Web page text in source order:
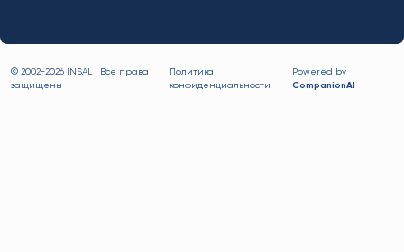
© 2002-2026 INSAL | Все права
защищены
Политика
конфиденциальности
Powered by
CompanionAI